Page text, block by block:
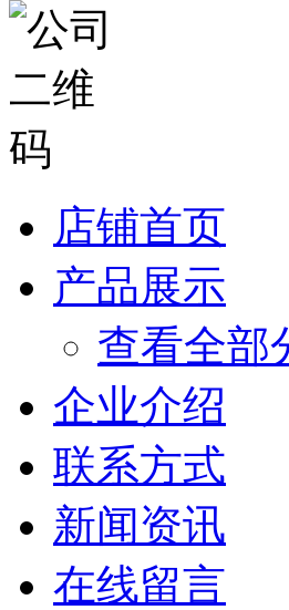
店铺首页
产品展示
查看全部
企业介绍
联系方式
新闻资讯
在线留言